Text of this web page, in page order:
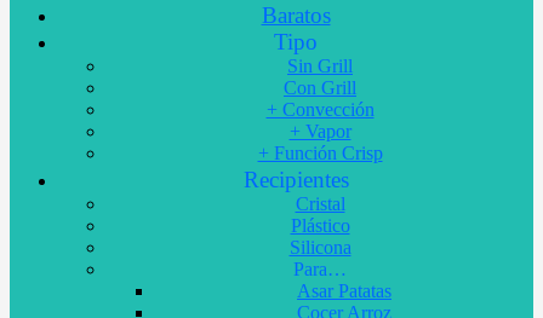
Baratos
Tipo
Sin Grill
Con Grill
+ Convección
+ Vapor
+ Función Crisp
Recipientes
Cristal
Plástico
Silicona
Para…
Asar Patatas
Cocer Arroz